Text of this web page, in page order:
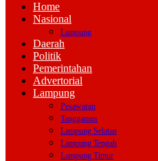
Home
Nasional
Lampung
Daerah
Politik
Pemerintahan
Advertorial
Lampung
Pesawaran
Tanggamus
Lampung Selatan
Lampung Tengah
Lampung Timur